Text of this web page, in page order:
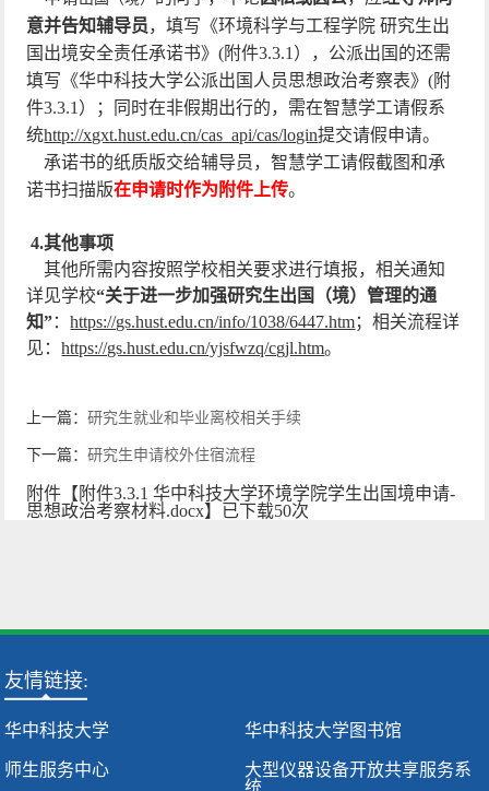
意并告知辅导员，填写《环境科学与工程学院 研究生出
国出境安全责任承诺书》(附件3.3.1），公派出国的还需
填写《华中科技大学公派出国人员思想政治考察表》(附
件3.3.1）；同时在非假期出行的， 需在智慧学工请假系
统http://xgxt.hust.edu.cn/cas_api/cas/login提交请假申请。
承诺书的纸质版交给辅导员，智慧学工请假截图和承
诺书扫描版在申请时作为附件 上传。
4.其他事项
其他所需内容按照学校相关要求进行填报，相关通知
详见学校“关于进一步加强研究生出国（境）管理的通
知”：https://gs.hust.edu.cn/info/1038/6447.htm；相关流程详
见：https://gs.hust.edu.cn/yjsfwzq/cgjl.htm。
上一篇：研究生就业和毕业离校相关手续
下一篇：研究生申请校外住宿流程
附件【 附件3.3.1 华中科技大学环境学院学生出国境申请-
思想政治考察材料.docx】已下载50次
友情链接:
华中科技大学 华中科技大学图书馆
师生服务中心
大型仪器设备开放共享服务系
统